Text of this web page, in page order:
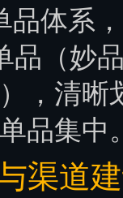
品体系
品（妙
，清晰
品集中
渠道